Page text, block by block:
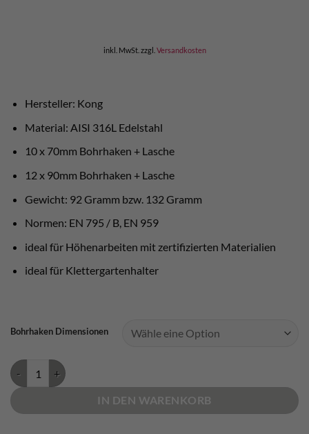
inkl. MwSt. zzgl. Versandkosten
Hersteller: Kong
Material: AISI 316L Edelstahl
10 x 70mm Bohrhaken + Lasche
12 x 90mm Bohrhaken + Lasche
Gewicht: 92 Gramm bzw. 132 Gramm
Normen: EN 795 / B, EN 959
ideal für Höhenarbeiten mit zertifizierten Materialien
ideal für Klettergartenhalter
Bohrhaken Dimensionen
Kong Anchor Kit Menge
IN DEN WARENKORB